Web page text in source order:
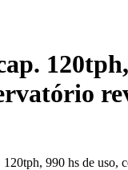
990 hs de uso,